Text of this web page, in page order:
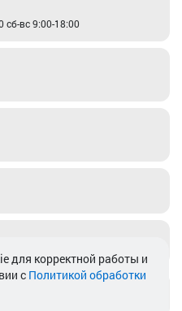
сб-вс 9:00-18:00
для корректной работы и
с Политикой обработки